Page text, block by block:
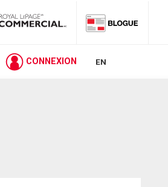
CONNEXION EN